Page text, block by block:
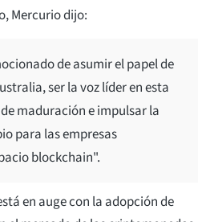
Mercurio dijo:
de asumir el papel de
ser la voz líder en esta
maduración e impulsar la
para las empresas
blockchain".
en auge con la adopción de